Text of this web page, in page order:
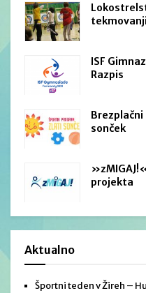
tekmovanji
ISF
Razpis
sonček
projekta
Aktualno
Športni teden v Žireh –